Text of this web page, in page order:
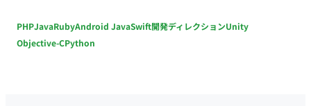
PHPJavaRubyAndroid JavaSwift開発ディレクションUnity
Objective-CPython